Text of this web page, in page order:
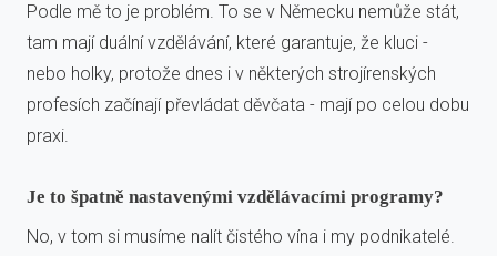
Podle mě to je problém. To se v Německu nemůže stát,
tam mají duální vzdělávání, které garantuje, že kluci -
nebo holky, protože dnes i v některých strojírenských
profesích začínají převládat děvčata - mají po celou dobu
praxi.
Je to špatně nastavenými vzdělávacími programy?
No, v tom si musíme nalít čistého vína i my podnikatelé.